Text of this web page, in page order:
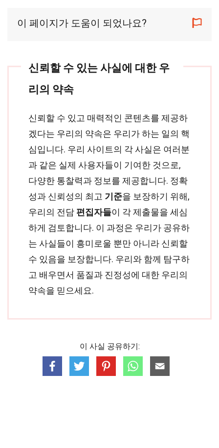
이 페이지가 도움이 되었나요?
신뢰할 수 있는 사실에 대한 우
리의 약속
신뢰할 수 있고 매력적인 콘텐츠를 제공하
겠다는 우리의 약속은 우리가 하는 일의 핵
심입니다. 우리 사이트의 각 사실은 여러분
과 같은 실제 사용자들이 기여한 것으로,
다양한 통찰력과 정보를 제공합니다. 정확
성과 신뢰성의 최고 기준을 보장하기 위해,
우리의 전담 편집자들이 각 제출물을 세심
하게 검토합니다. 이 과정은 우리가 공유하
는 사실들이 흥미로울 뿐만 아니라 신뢰할
수 있음을 보장합니다. 우리와 함께 탐구하
고 배우면서 품질과 진정성에 대한 우리의
약속을 믿으세요.
이 사실 공유하기: